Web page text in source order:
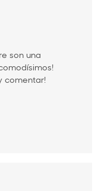
son una
comentar!